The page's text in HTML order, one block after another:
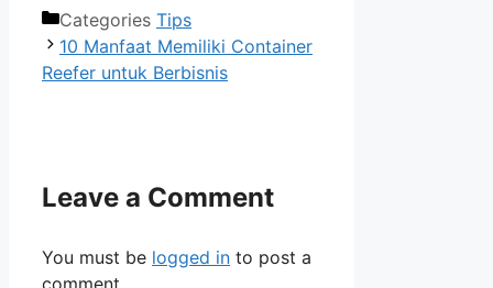
Categories Tips
10 Manfaat Memiliki Container
Reefer untuk Berbisnis
Leave a Comment
You must be logged in to post a